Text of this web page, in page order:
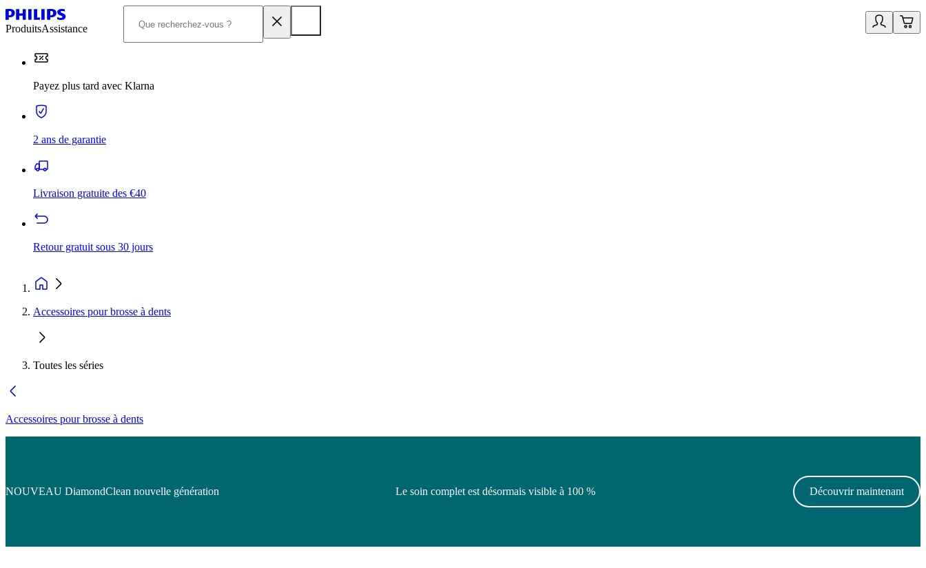
ProduitsAssistance
Payez plus tard avec Klarna
2 ans de garantie
Livraison gratuite des €40
Retour gratuit sous 30 jours
Accessoires pour brosse à dents
Toutes les séries
Accessoires pour brosse à dents
NOUVEAU DiamondClean nouvelle génération Le soin complet est désormais visible à 100 % Découvrir maintenant